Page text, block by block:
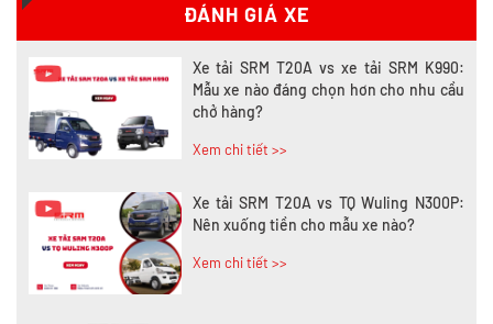
ĐÁNH GIÁ XE
Xe tải SRM T20A vs xe tải SRM K990:
Mẫu xe nào đáng chọn hơn cho nhu cầu
chở hàng?
Xem chi tiết >>
Xe tải SRM T20A vs TQ Wuling N300P:
Nên xuống tiền cho mẫu xe nào?
Xem chi tiết >>